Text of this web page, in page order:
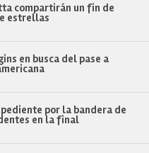
compartirán un fin de
estrellas
en busca del pase a
por la bandera de
en la final